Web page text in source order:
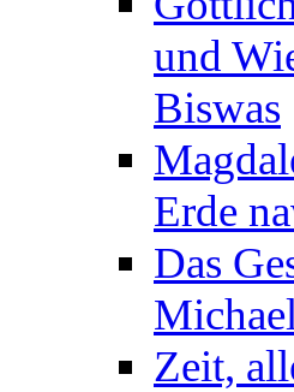
und
Biswas
Erde
Das
Zeit,